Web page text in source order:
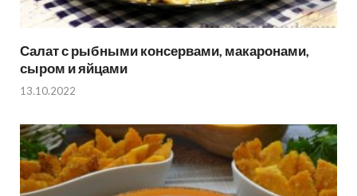
Салат с рыбными консервами, макаронами,
сыром и яйцами
13.10.2022